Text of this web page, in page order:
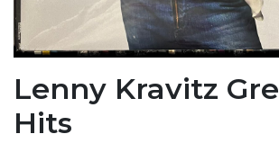
Lenny Kravitz
Hits